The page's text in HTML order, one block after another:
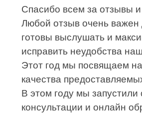
Спасибо всем за отзывы
Любой отзыв очень
готовы выслушать и
исправить неудобства
Этот год мы посвящаем
качества
В этом году мы запустили
консультации и онлайн